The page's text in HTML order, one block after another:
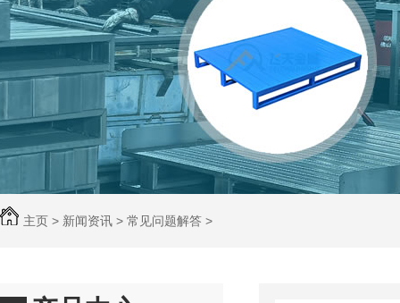
主页 > 新闻资讯 > 常见问题解答 >